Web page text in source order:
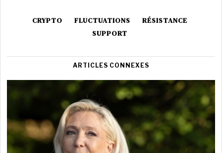
CRYPTO FLUCTUATIONS
RÉSISTANCE
SUPPORT
ARTICLES CONNEXES